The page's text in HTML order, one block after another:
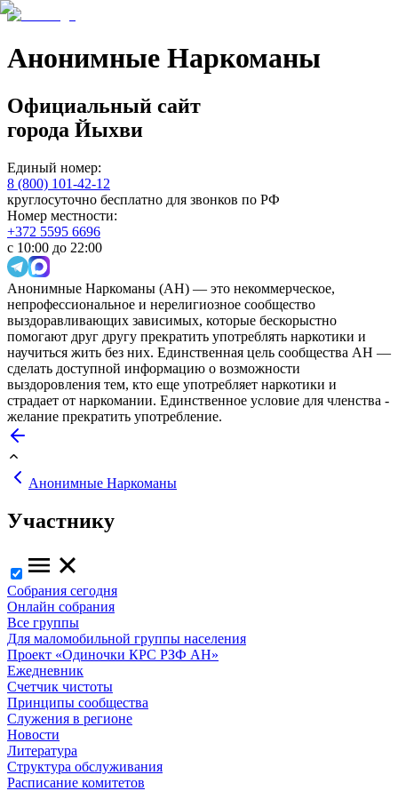
Анонимные Наркоманы
Официальный сайт
города Йыхви
Единый номер:
8 (800) 101-42-12
круглосуточно бесплатно для звонков по РФ
Номер местности:
+372 5595 6696
с 10:00 до 22:00
Анонимные Наркоманы (АН) — это некоммерческое,
непрофессиональное и нерелигиозное сообщество
выздоравливающих зависимых, которые бескорыстно
помогают друг другу прекратить употреблять наркотики и
научиться жить без них. Единственная цель сообщества АН —
сделать доступной информацию о возможности
выздоровления тем, кто еще употребляет наркотики и
страдает от наркомании. Единственное условие для членства -
желание прекратить употребление.
Анонимные Наркоманы
Участнику
Собрания сегодня
Онлайн собрания
Все группы
Для маломобильной группы населения
Проект «Одиночки КРС РЗФ АН»
Ежедневник
Счетчик чистоты
Принципы сообщества
Служения в регионе
Новости
Литература
Структура обслуживания
Расписание комитетов